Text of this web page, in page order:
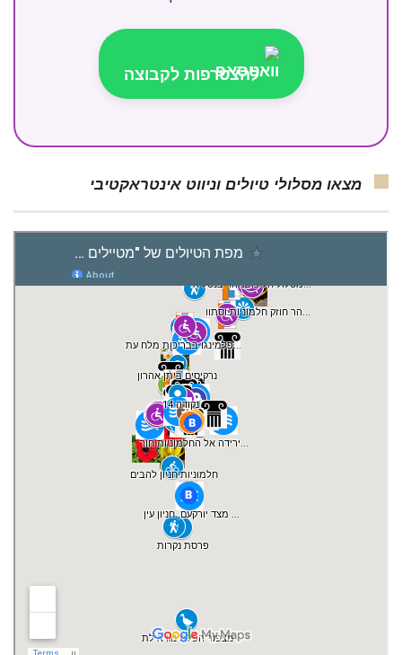
להצטרפות לקבוצה
מצאו מסלולי טיולים וניווט אינטראקטיבי